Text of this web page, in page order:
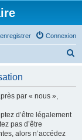
Connexion
par « nous »,
d’être légalement
pas d’être
alors n’accédez